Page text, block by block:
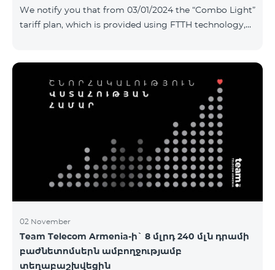
operate starting from 01.04.2024. Existing subscribers
of the m
We notify you that from 03/01/2024 the “Combo Light”
tariff plan, which is provided using FTTH technology,
contact the service center.
02 November
Team Telecom Armenia-ի` 8 մլրդ 240 մլն դրամի
բաժնետոմսերն ամբողջությամբ
տեղաբաշխվեցին